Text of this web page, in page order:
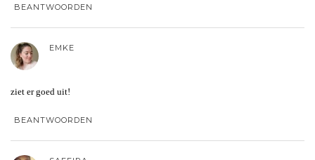
BEANTWOORDEN
EMKE
ziet er goed uit!
BEANTWOORDEN